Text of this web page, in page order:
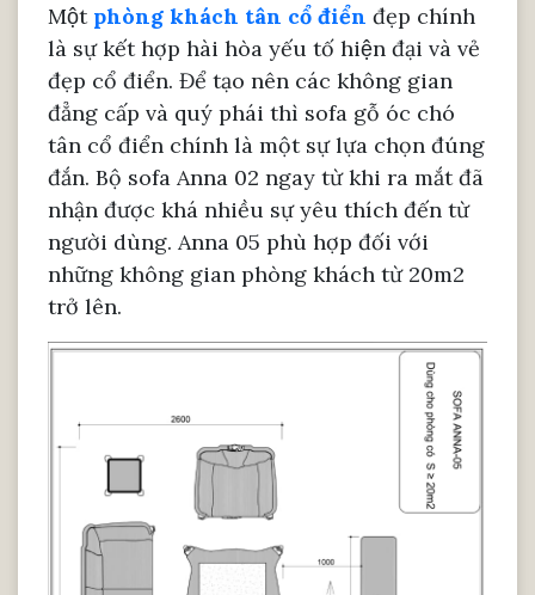
Một phòng khách tân cổ điển đẹp chính
là sự kết hợp hài hòa yếu tố hiện đại và vẻ
đẹp cổ điển. Để tạo nên các không gian
đẳng cấp và quý phái thì sofa gỗ óc chó
tân cổ điển chính là một sự lựa chọn đúng
đắn. Bộ sofa Anna 02 ngay từ khi ra mắt đã
nhận được khá nhiều sự yêu thích đến từ
người dùng. Anna 05 phù hợp đối với
những không gian phòng khách từ 20m2
trở lên.